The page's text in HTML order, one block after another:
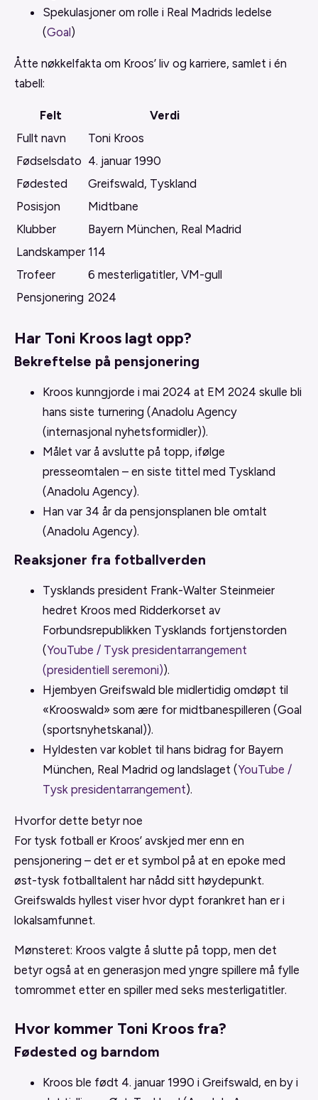
Spekulasjoner om rolle i Real Madrids ledelse
(Goal)
Åtte nøkkelfakta om Kroos’ liv og karriere, samlet i én
tabell:
Felt
Verdi
Fullt navn
Toni Kroos
Fødselsdato 4. januar 1990
Fødested
Greifswald, Tyskland
Posisjon
Midtbane
Klubber
Bayern München, Real Madrid
Landskamper 114
Trofeer
6 mesterligatitler, VM-gull
Pensjonering 2024
Har Toni Kroos lagt opp?
Bekreftelse på pensjonering
Kroos kunngjorde i mai 2024 at EM 2024 skulle bli
hans siste turnering (Anadolu Agency
(internasjonal nyhetsformidler)).
Målet var å avslutte på topp, ifølge
presseomtalen – en siste tittel med Tyskland
(Anadolu Agency).
Han var 34 år da pensjonsplanen ble omtalt
(Anadolu Agency).
Reaksjoner fra fotballverden
Tysklands president Frank-Walter Steinmeier
hedret Kroos med Ridderkorset av
Forbundsrepublikken Tysklands fortjenstorden
(YouTube / Tysk presidentarrangement
(presidentiell seremoni)).
Hjembyen Greifswald ble midlertidig omdøpt til
«Krooswald» som ære for midtbanespilleren (Goal
(sportsnyhetskanal)).
Hyldesten var koblet til hans bidrag for Bayern
München, Real Madrid og landslaget (YouTube /
Tysk presidentarrangement).
Hvorfor dette betyr noe
For tysk fotball er Kroos’ avskjed mer enn en
pensjonering – det er et symbol på at en epoke med
øst-tysk fotballtalent har nådd sitt høydepunkt.
Greifswalds hyllest viser hvor dypt forankret han er i
lokalsamfunnet.
Mønsteret: Kroos valgte å slutte på topp, men det
betyr også at en generasjon med yngre spillere må fylle
tomrommet etter en spiller med seks mesterligatitler.
Hvor kommer Toni Kroos fra?
Fødested og barndom
Kroos ble født 4. januar 1990 i Greifswald, en by i